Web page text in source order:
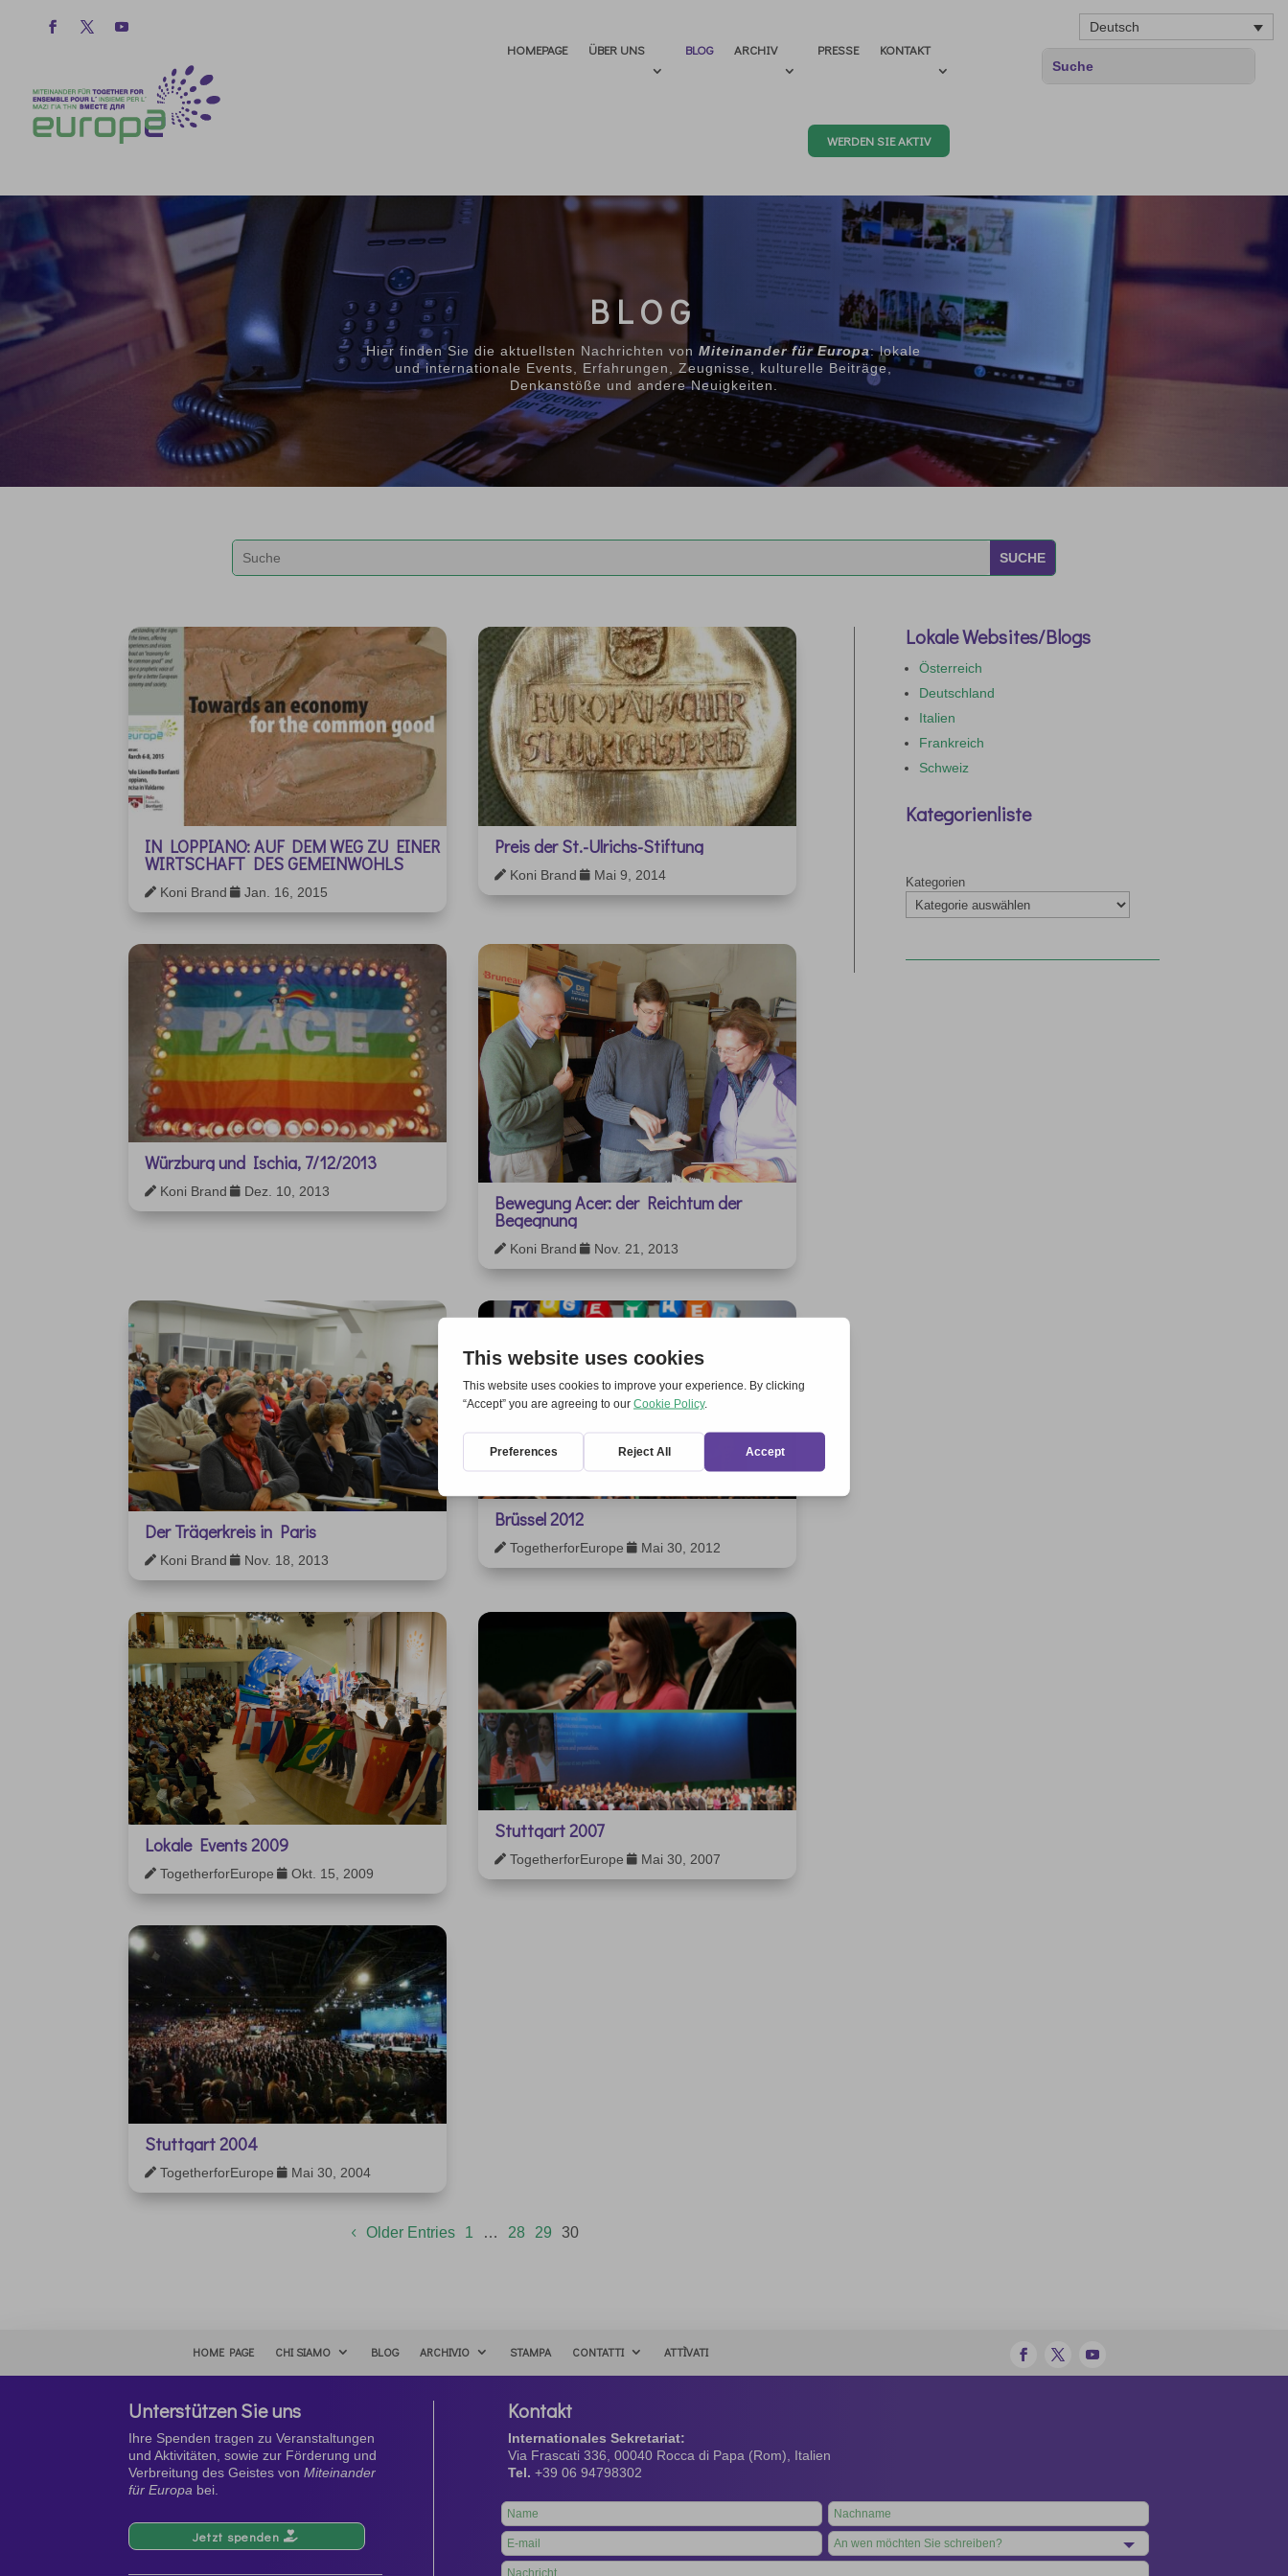
Deutsch
HOMEPAGE ÜBER UNS BLOG ARCHIV PRESSE KONTAKT
WERDEN SIE AKTIV
BLOG
Hier finden Sie die aktuellsten Nachrichten vonMiteinander für Europa: lokale
und internationale Events, Erfahrungen, Zeugnisse, kulturelle Beiträge,
Denkanstöße und andere Neuigkeiten.
IN LOPPIANO: AUF DEM WEG ZU EINER
WIRTSCHAFT DES GEMEINWOHLS
 Koni Brand  Jan. 16, 2015
Preis der St.-Ulrichs-Stiftung
 Koni Brand  Mai 9, 2014
Würzburg und Ischia, 7/12/2013
 Koni Brand  Dez. 10, 2013 Bewegung Acer: der Reichtum der
Begegnung
 Koni Brand  Nov. 21, 2013
Der Trägerkreis in Paris
 Koni Brand  Nov. 18, 2013
Brüssel 2012
 TogetherforEurope  Mai 30, 2012
Lokale Events 2009
 TogetherforEurope  Okt. 15, 2009
Stuttgart 2007
 TogetherforEurope  Mai 30, 2007
Stuttgart 2004
 TogetherforEurope  Mai 30, 2004
Older Entries 1 … 28 29 30
Lokale Websites/Blogs
Österreich
Deutschland
Italien
Frankreich
Schweiz
Kategorienliste
Kategorien
HOME PAGE CHI SIAMO BLOG ARCHIVIO STAMPA CONTATTI ATTÌVATI
Unterstützen Sie uns
Ihre Spenden tragen zu Veranstaltungen
und Aktivitäten, sowie zur Förderung und
Verbreitung des Geistes vonMiteinander
für Europa bei.
Jetzt spenden
Kontakt
Internationales Sekretariat:
Via Frascati 336, 00040 Rocca di Papa (Rom), Italien
Tel. +39 06 94798302
Leave
this
field
blank